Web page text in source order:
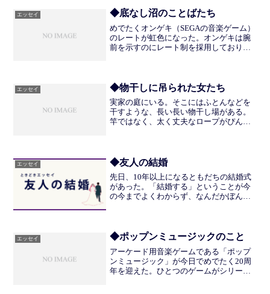
にやってい」けないのがわた...
エッセイ ◆底なし沼のことばたち
めでたくオンゲキ（SEGAの音楽ゲーム）
のレートが虹色になった。オンゲキは腕
前を示すのにレート制を採用しており、
る。とりあえず虹レ...
エッセイ ◆物干しに吊られた女たち
実家の庭にいる。そこにはふとんなどを
干すような、長い長い物干し場がある。
竿ではなく、太く丈夫なロープがぴんと
た。たしか5人ほどだった...
エッセイ ◆友人の結婚
先日、10年以上になるともだちの結婚式
があった。「結婚する」ということが今
の今までよくわからず、なんだかぼんや
しもその流れに乗らない...
エッセイ ◆ポップンミュージックのこと
アーケード用音楽ゲームである「ポップ
ンミュージック」が今日でめでたく20周
年を迎えた。ひとつのゲームがシリーズ